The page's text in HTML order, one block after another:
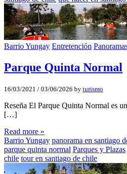
Barrio Yungay Entretención
Parque Quinta Normal
16/03/2021 / 03/06/2026 by turismo
Reseña El Parque Quinta Normal es
[…]
Read more »
Barrio Yungay panorama en santiago
parque quinta normal Parques y Plazas
chile tour en santiago de chile